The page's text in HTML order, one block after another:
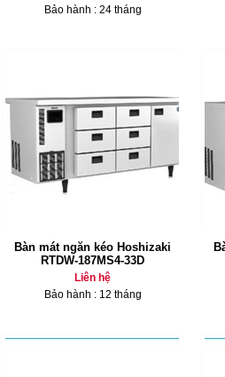
Bảo hành : 24 tháng
Bàn mát ngăn kéo Hoshizaki
RTDW-187MS4-33D
Liên hệ
Bảo hành : 12 tháng